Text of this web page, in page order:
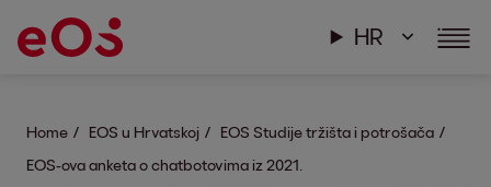
HR
Home EOS u Hrvatskoj
EOS Studije tržišta i potrošača
EOS-ova anketa o chatbotovima iz 2021.